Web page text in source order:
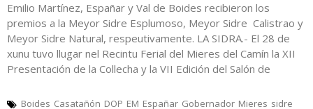
Emilio Martínez, Españar y Val de Boides recibieron los
premios a la Meyor Sidre Esplumoso, Meyor Sidre Calistrao y
Meyor Sidre Natural, respeutivamente. LA SIDRA.- El 28 de
xunu tuvo llugar nel Recintu Ferial del Mieres del Camín la XII
Presentación de la Collecha y la VII Edición del Salón de
Boides Casatañón DOP EM Españar Gobernador Mieres sidre